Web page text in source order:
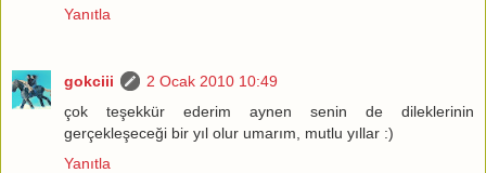
Yanıtla
gokciii
2 Ocak 2010 10:49
çok teşekkür ederim aynen senin de dileklerinin
gerçekleşeceği bir yıl olur umarım, mutlu yıllar :)
Yanıtla